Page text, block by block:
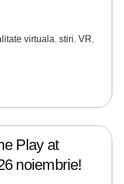
virtuala, stiri, VR,
Play at
noiembrie!